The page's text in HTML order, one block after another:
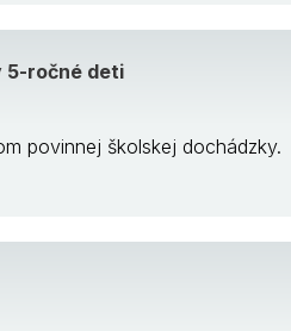
5-ročné deti
povinnej školskej dochádzky.